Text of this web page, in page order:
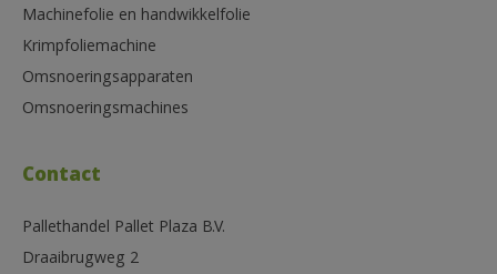
Machinefolie en handwikkelfolie
Krimpfoliemachine
Omsnoeringsapparaten
Omsnoeringsmachines
Contact
Pallethandel Pallet Plaza B.V.
Draaibrugweg 2